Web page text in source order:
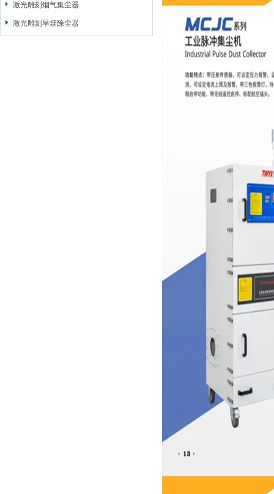
激光雕刻烟气集尘器
激光雕刻旱烟除尘器